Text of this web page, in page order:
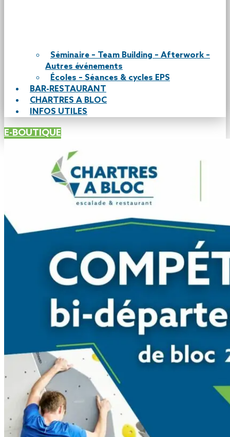
Séminaire – Team Building – Afterwork –
Autres événements
Écoles – Séances & cycles EPS
BAR-RESTAURANT
CHARTRES A BLOC
INFOS UTILES
E-BOUTIQUE